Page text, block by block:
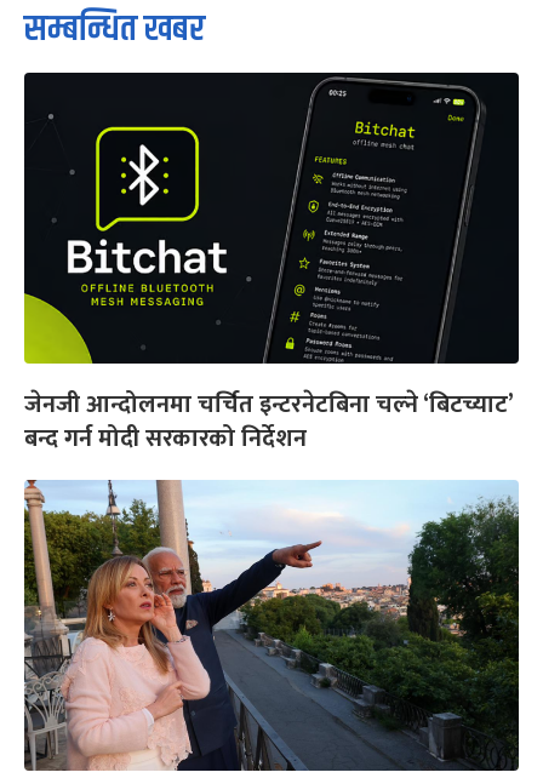
सम्बन्धित खबर
जेनजी आन्दोलनमा चर्चित इन्टरनेटबिना चल्ने ‘बिटच्याट’
बन्द गर्न मोदी सरकारको निर्देशन